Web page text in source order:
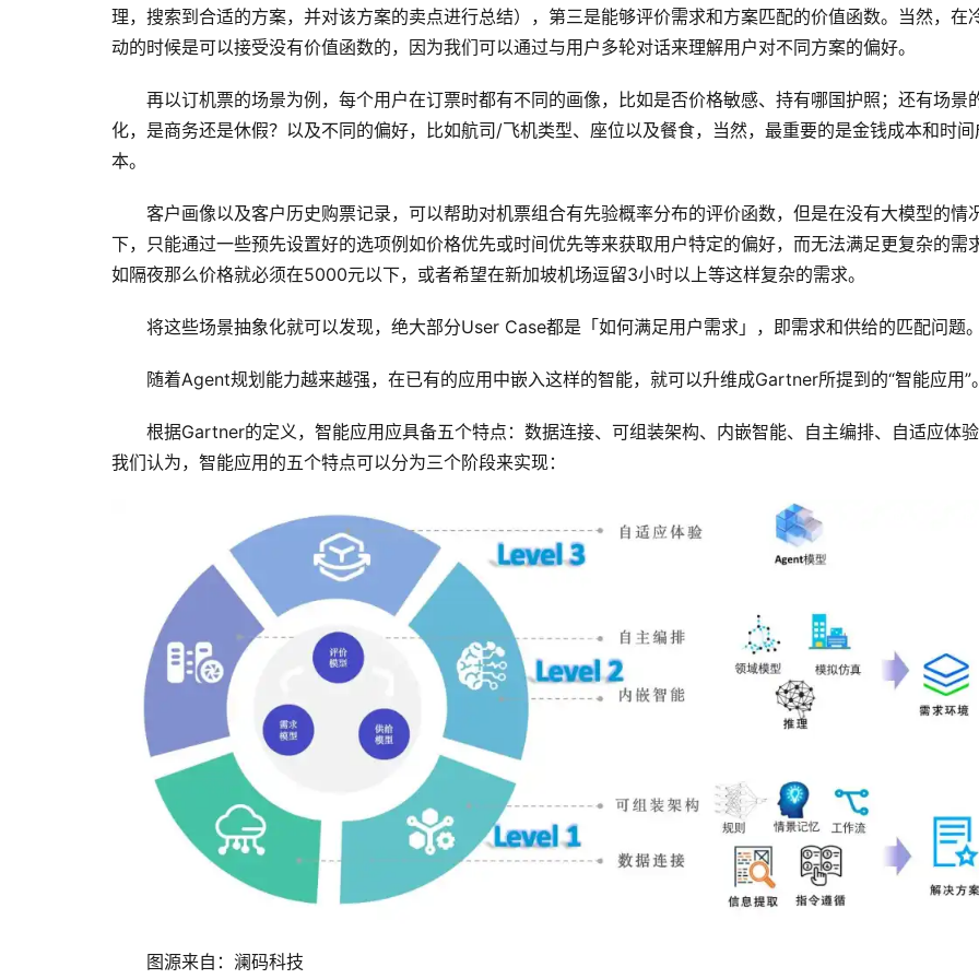
理，搜索到合适的方案，并对该方案的卖点进行总结），第三是能够评价需求和方案匹配的价值函数。当然，在
动的时候是可以接受没有价值函数的，因为我们可以通过与用户多轮对话来理解用户对不同方案的偏好。
再以订机票的场景为例，每个用户在订票时都有不同的画像，比如是否价格敏感、持有哪国护照；还有场景
化，是商务还是休假？以及不同的偏好，比如航司/飞机类型、座位以及餐食，当然，最重要的是金钱成本和时间
本。
客户画像以及客户历史购票记录，可以帮助对机票组合有先验概率分布的评价函数，但是在没有大模型的情
下，只能通过一些预先设置好的选项例如价格优先或时间优先等来获取用户特定的偏好，而无法满足更复杂的需求
如隔夜那么价格就必须在5000元以下，或者希望在新加坡机场逗留3小时以上等这样复杂的需求。
将这些场景抽象化就可以发现，绝大部分User Case都是「如何满足用户需求」，即需求和供给的匹配问题。
随着Agent规划能力越来越强，在已有的应用中嵌入这样的智能，就可以升维成Gartner所提到的“智能应用”。
根据Gartner的定义，智能应用应具备五个特点：数据连接、可组装架构、内嵌智能、自主编排、自适应体验
我们认为，智能应用的五个特点可以分为三个阶段来实现：
图源来自：澜码科技